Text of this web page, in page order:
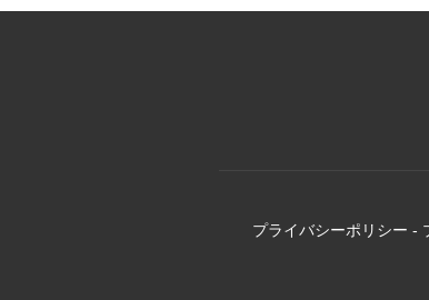
プライバシーポリシー -